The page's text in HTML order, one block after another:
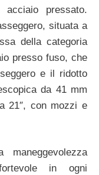
pressato.
situata a
della categoria
presso fuso, che
e il ridotto
da 41 mm
21″, con mozzi e
maneggevolezza
in ogni